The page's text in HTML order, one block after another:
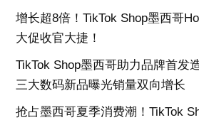
增长超8倍！TikTok Shop墨西哥
大促收官大捷！
TikTok Shop墨西哥助力品牌首发
三大数码新品曝光销量双向增长
抢占墨西哥夏季消费潮！TikTok